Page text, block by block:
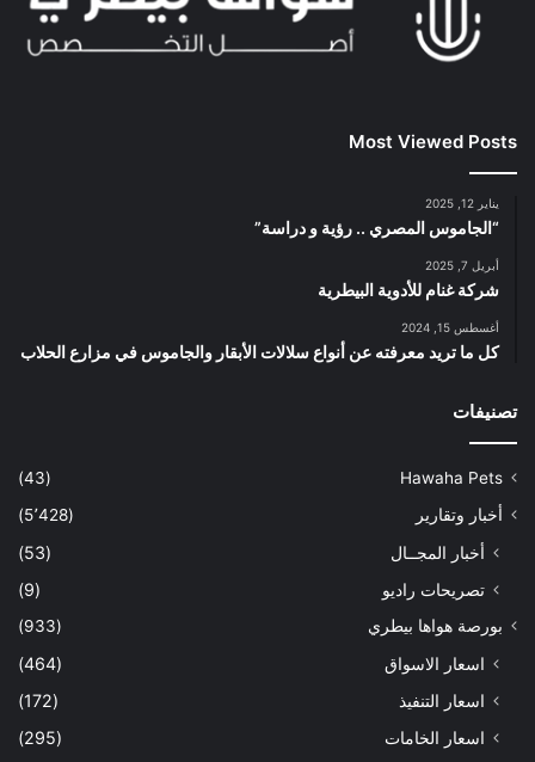
Most Viewed Posts
يناير 12, 2025
“الجاموس المصري .. رؤية و دراسة”
أبريل 7, 2025
شركة غنام للأدوية البيطرية
أغسطس 15, 2024
كل ما تريد معرفته عن أنواع سلالات الأبقار والجاموس في مزارع الحلاب
تصنيفات
Hawaha Pets
(43)
أخبار وتقارير
(5٬428)
أخبار المجــال
(53)
تصريحات راديو
(9)
بورصة هواها بيطري (933)
اسعار الاسواق
(464)
اسعار التنفيذ
(172)
اسعار الخامات
(295)